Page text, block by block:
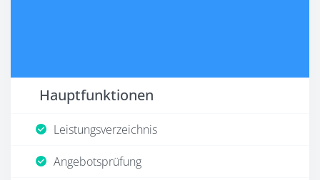
Hauptfunktionen
Leistungsverzeichnis
Angebotsprüfung